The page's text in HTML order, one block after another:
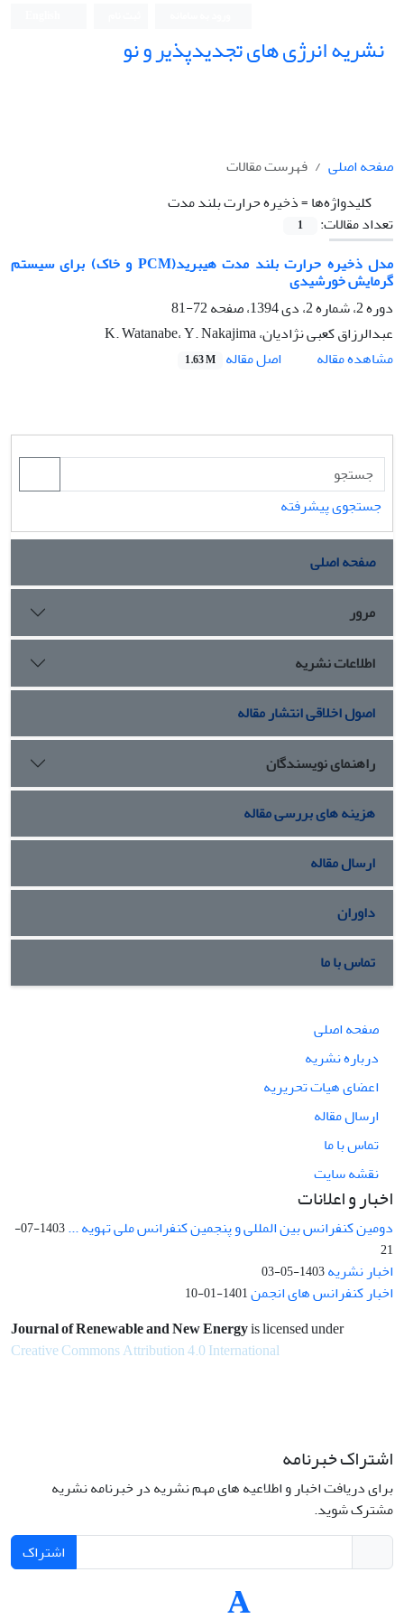
نشریه انرژی های تجدیدپذیر و نو
صفحه اصلی
فهرست مقالات
کلیدواژه‌ها =ذخیره حرارت بلند مدت
تعداد مقالات:
1
مدل ذخیره حرارت بلند مدت هیبرید(PCM و خاک) برای سیستم
گرمایش خورشیدی
دوره 2، شماره 2، دی 1394، صفحه
72-81
عبدالرزاق کعبی نژادیان، K. Watanabe، Y. Nakajima
مشاهده مقاله
اصل مقاله 1.63 M
جستجوی پیشرفته
صفحه اصلی
مرور
اطلاعات نشریه
اصول اخلاقی انتشار مقاله
راهنمای نویسندگان
هزینه های بررسی مقاله
ارسال مقاله
داوران
تماس با ما
صفحه اصلی
درباره نشریه
اعضای هیات تحریریه
ارسال مقاله
تماس با ما
نقشه سایت
اخبار و اعلانات
دومین کنفرانس بین المللی و پنجمین کنفرانس ملی تهویه ...
1403-07-
21
اخبار نشریه1403-05-03
اخبار کنفرانس های انجمن1401-01-10
Journal of Renewable and New Energyis licensed under
Creative Commons Attribution 4.0 International
اشتراک خبرنامه
برای دریافت اخبار و اطلاعیه های مهم نشریه در خبرنامه نشریه
مشترک شوید.
اشتراک